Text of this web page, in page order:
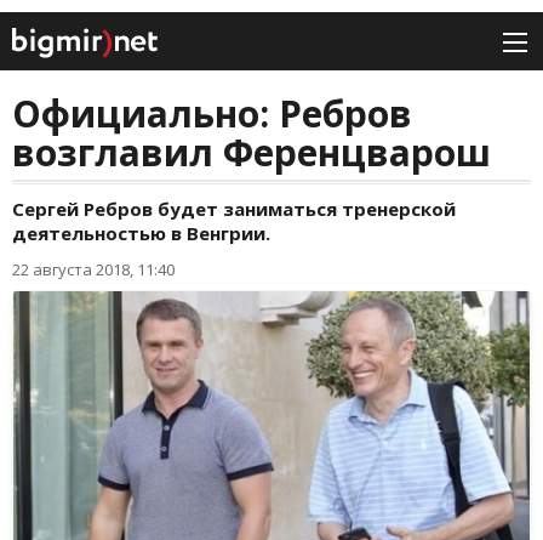
Официально: Ребров
возглавил Ференцварош
Сергей Ребров будет заниматься тренерской
деятельностью в Венгрии.
22 августа 2018, 11:40